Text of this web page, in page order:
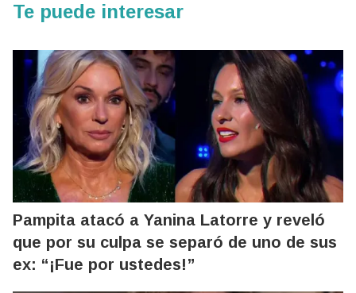
Te puede interesar
Pampita atacó a Yanina Latorre y reveló
que por su culpa se separó de uno de sus
ex: “¡Fue por ustedes!”